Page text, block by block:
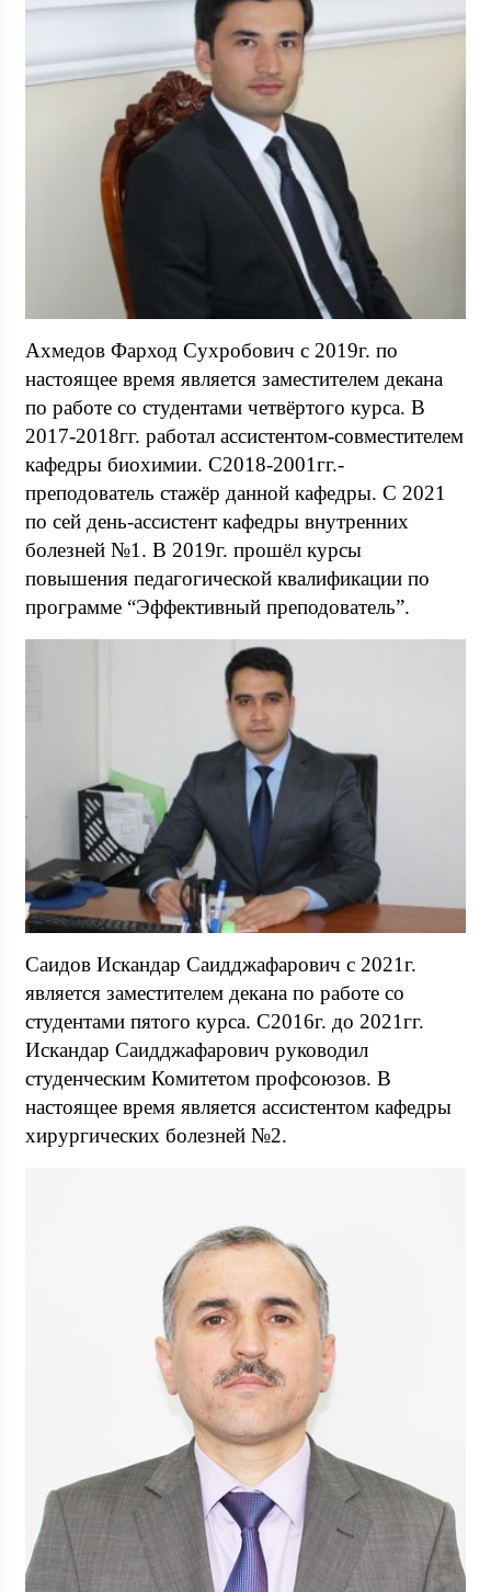
Ахмедов Фарход Сухробович с 2019г. по
настоящее время является заместителем декана
по работе со студентами четвёртого курса. В
2017-2018гг. работал ассистентом-совместителем
кафедры биохимии. С2018-2001гг.-
преподователь стажёр данной кафедры. С 2021
по сей день-ассистент кафедры внутренних
болезней №1. В 2019г. прошёл курсы
повышения педагогической квалификации по
программе “Эффективный преподователь”.
Саидов Искандар Саидджафарович с 2021г.
является заместителем декана по работе со
студентами пятого курса. С2016г. до 2021гг.
Искандар Саидджафарович руководил
студенческим Комитетом профсоюзов. В
настоящее время является ассистентом кафедры
хирургических болезней №2.